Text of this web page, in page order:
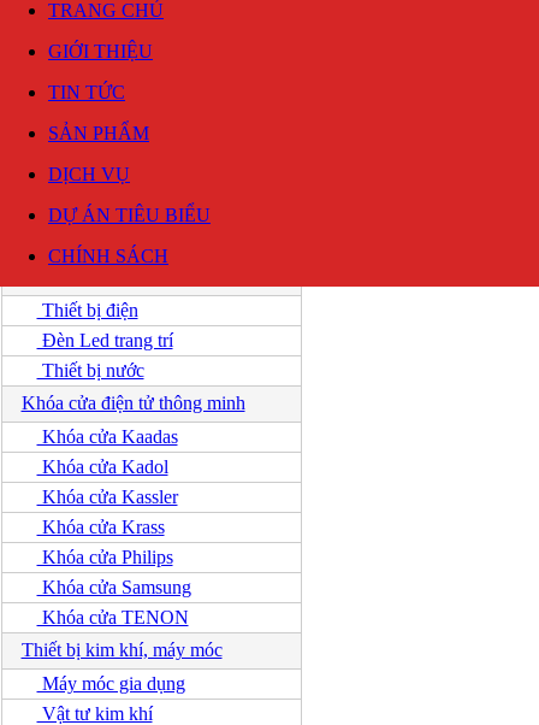
TRANG CHỦ
GIỚI THIỆU
TIN TỨC
SẢN PHẨM
DỊCH VỤ
DỰ ÁN TIÊU BIỂU
CHÍNH SÁCH
Thiết bị điện
Đèn Led trang trí
Thiết bị nước
Khóa cửa điện tử thông minh
Khóa cửa Kaadas
Khóa cửa Kadol
Khóa cửa Kassler
Khóa cửa Krass
Khóa cửa Philips
Khóa cửa Samsung
Khóa cửa TENON
Thiết bị kim khí, máy móc
Máy móc gia dụng
Vật tư kim khí